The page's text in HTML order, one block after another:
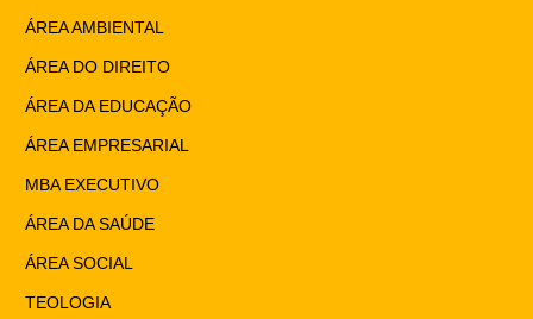
ÁREA AMBIENTAL
ÁREA DO DIREITO
ÁREA DA EDUCAÇÃO
ÁREA EMPRESARIAL
MBA EXECUTIVO
ÁREA DA SAÚDE
ÁREA SOCIAL
TEOLOGIA